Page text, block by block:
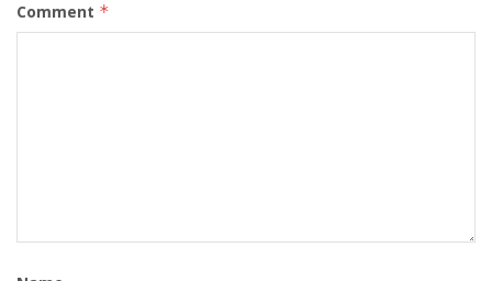
Comment *